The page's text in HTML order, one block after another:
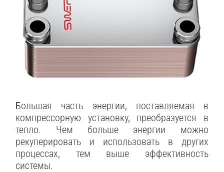
Большая часть энергии, поставляемая в
компрессорную установку, преобразуется в
тепло. Чем больше энергии можно
рекуперировать и использовать в других
процессах, тем выше эффективность
системы.